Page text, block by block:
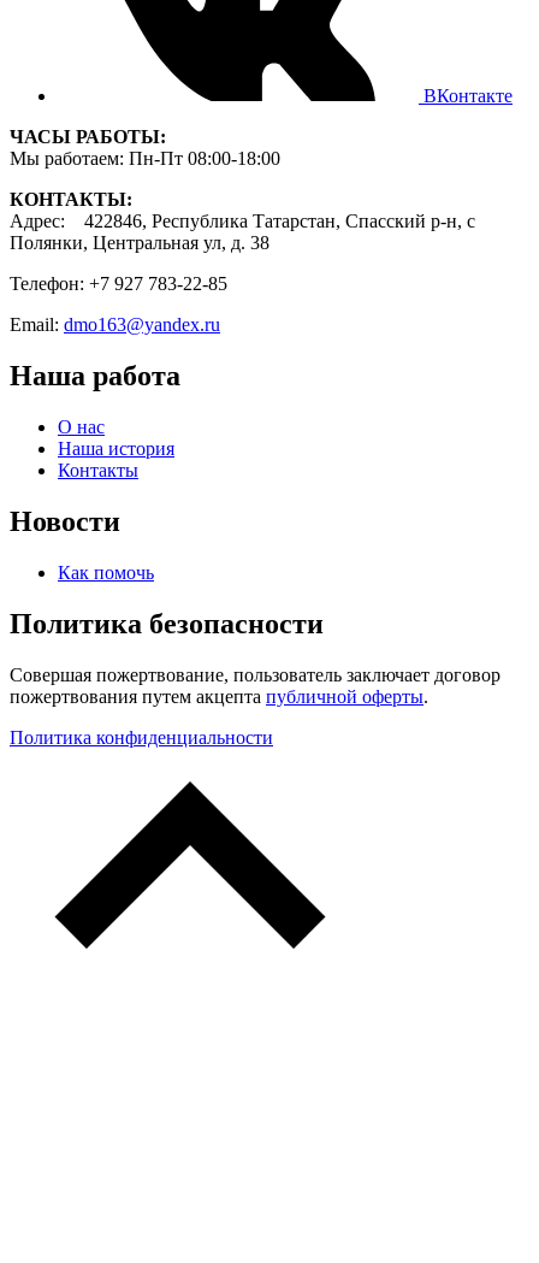
ВКонтакте
ЧАСЫ РАБОТЫ:
Мы работаем: Пн-Пт 08:00-18:00
КОНТАКТЫ:
Адрес: 422846, Республика Татарстан, Спасский р-н, с
Полянки, Центральная ул, д. 38
Телефон: +7 927 783-22-85
Email: dmo163@yandex.ru
Наша работа
О нас
Наша история
Контакты
Новости
Как помочь
Политика безопасности
Совершая пожертвование, пользователь заключает договор
пожертвования путем акцепта публичной оферты.
Политика конфиденциальности